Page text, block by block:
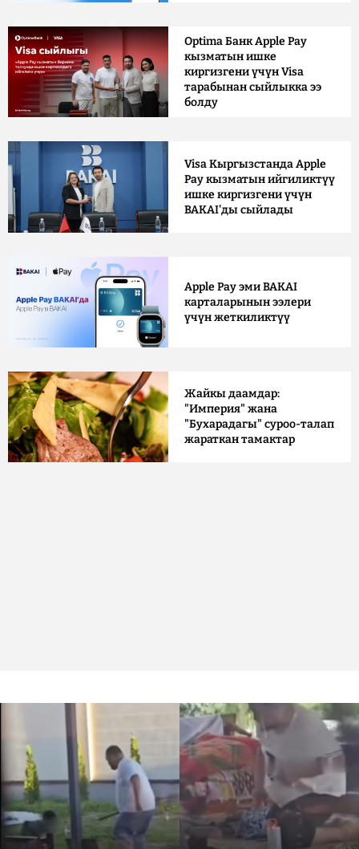
Optima Банк Apple Pay
кызматын ишке
киргизгени үчүн Visa
тарабынан сыйлыкка ээ
болду
Visa Кыргызстанда Apple
Pay кызматын ийгиликтүү
ишке киргизгени үчүн
BAKAI'ды сыйлады
Apple Pay эми BAKAI
карталарынын ээлери
үчүн жеткиликтүү
Жайкы даамдар:
"Империя" жана
"Бухарадагы" суроо-талап
жараткан тамактар